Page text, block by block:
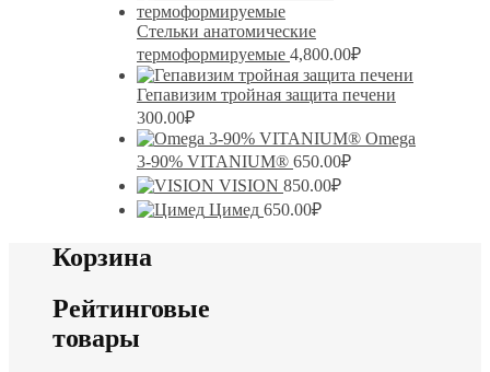
Стельки анатомические
термоформируемые 4,800.00₽
Гепавизим тройная защита печени
300.00₽
Omega
3-90% VITANIUM® 650.00₽
VISION 850.00₽
Цимед 650.00₽
Корзина
Рейтинговые
товары